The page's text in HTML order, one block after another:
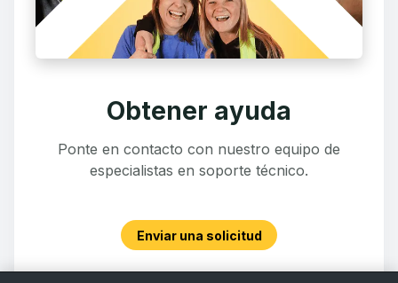
Obtener ayuda
Ponte en contacto con nuestro equipo de
especialistas en soporte técnico.
Enviar una solicitud